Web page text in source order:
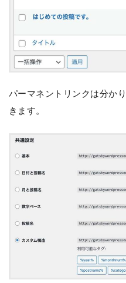
パーマネントリンクは分か
きます。